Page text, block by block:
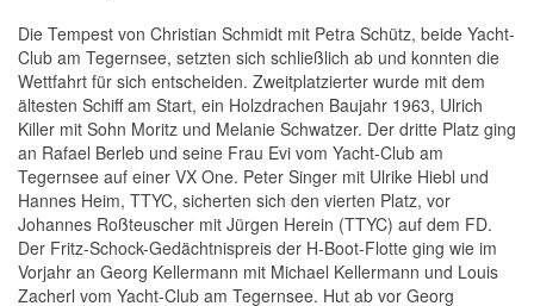
Die Tempest von Christian Schmidt mit Petra Schütz, beide Yacht-
Club am Tegernsee, setzten sich schließlich ab und konnten die
Wettfahrt für sich entscheiden. Zweitplatzierter wurde mit dem
ältesten Schiff am Start, ein Holzdrachen Baujahr 1963, Ulrich
Killer mit Sohn Moritz und Melanie Schwatzer. Der dritte Platz ging
an Rafael Berleb und seine Frau Evi vom Yacht-Club am
Tegernsee auf einer VX One. Peter Singer mit Ulrike Hiebl und
Hannes Heim, TTYC, sicherten sich den vierten Platz, vor
Johannes Roßteuscher mit Jürgen Herein (TTYC) auf dem FD.
Der Fritz-Schock-Gedächtnispreis der H-Boot-Flotte ging wie im
Vorjahr an Georg Kellermann mit Michael Kellermann und Louis
Zacherl vom Yacht-Club am Tegernsee. Hut ab vor Georg